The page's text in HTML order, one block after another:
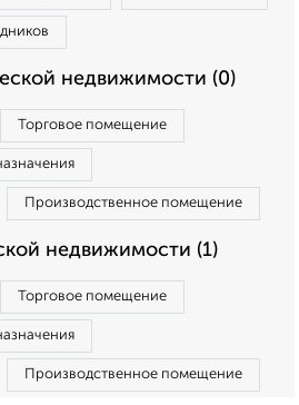
недвижимости (0)
Торговое помещение
Производственное помещение
недвижимости (1)
Торговое помещение
Производственное помещение